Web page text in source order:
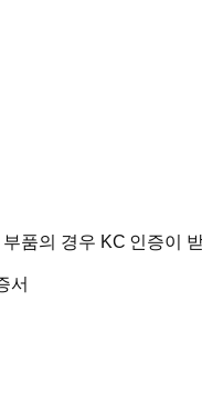
품의 경우 KC 인증이
서